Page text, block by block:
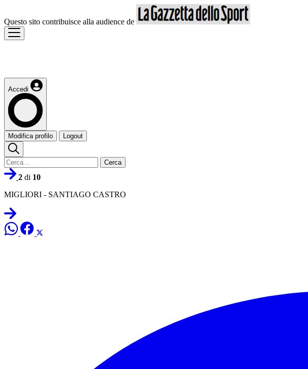
Questo sito contribuisce alla audience de
Accedi
Modifica profilo Logout
Cerca
2 di 10
MIGLIORI - SANTIAGO CASTRO